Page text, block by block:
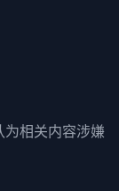
为相关内容涉嫌